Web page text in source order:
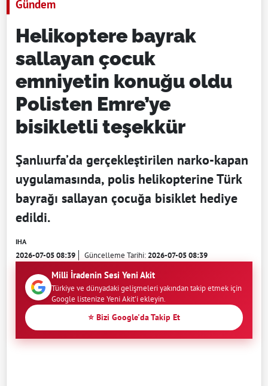
Gündem
Helikoptere bayrak
sallayan çocuk
emniyetin konuğu oldu
Polisten Emre’ye
bisikletli teşekkür
Şanlıurfa’da gerçekleştirilen narko-kapan
uygulamasında, polis helikopterine Türk
bayrağı sallayan çocuğa bisiklet hediye
edildi.
IHA
2026-07-05 08:39 Güncelleme Tarihi:2026-07-05 08:39
Milli İradenin Sesi Yeni Akit
Türkiye ve dünyadaki gelişmeleri yakından takip etmek için
Google listenize Yeni Akit'i ekleyin.
⭐ Bizi Google'da Takip Et